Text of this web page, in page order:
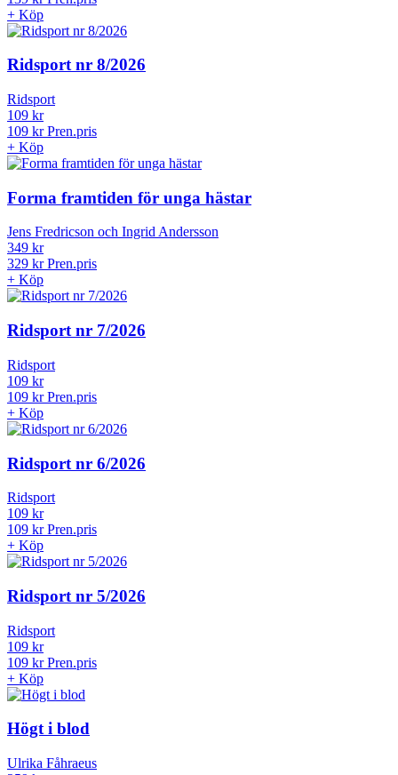
139 kr
+Köp
Ridsport
109 kr
109 kr
+Köp
Forma framtiden för unga hästar
Jens Fredricson och Ingrid Andersson
349 kr
329 kr
+Köp
Ridsport
109 kr
109 kr
+Köp
Ridsport nr 6/2026
Ridsport
109 kr
109 kr
+Köp
Ridsport
109 kr
109 kr
+Köp